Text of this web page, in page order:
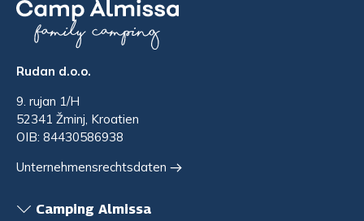
Rudan d.o.o.
9. rujan 1/H
52341 Žminj, Kroatien
OIB: 84430586938
Unternehmensrechtsdaten
Camping Almissa